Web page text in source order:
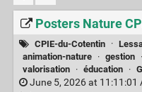
Posters Nature
CPIE-du-Cotentin ·
animation-nature
· gestion ·
valorisation
· éducation ·
June 5, 2026 at 11:11:01